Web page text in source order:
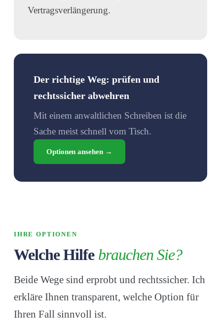
Vertragsverlängerung.
Der richtige Weg: prüfen und
rechtssicher abwehren
Mit einem anwaltlichen Schreiben ist die
Sache meist schnell vom Tisch.
Optionen ansehen →
IHRE OPTIONEN
Welche Hilfe brauchen Sie?
Beide Wege sind erprobt und rechtssicher. Ich
erkläre Ihnen transparent, welche Option für
Ihren Fall sinnvoll ist.